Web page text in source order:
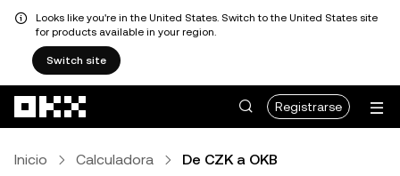
Looks like you're in the United States. Switch to the United States site
for products available in your region.
Switch site
Registrarse
Inicio Calculadora De CZK a OKB